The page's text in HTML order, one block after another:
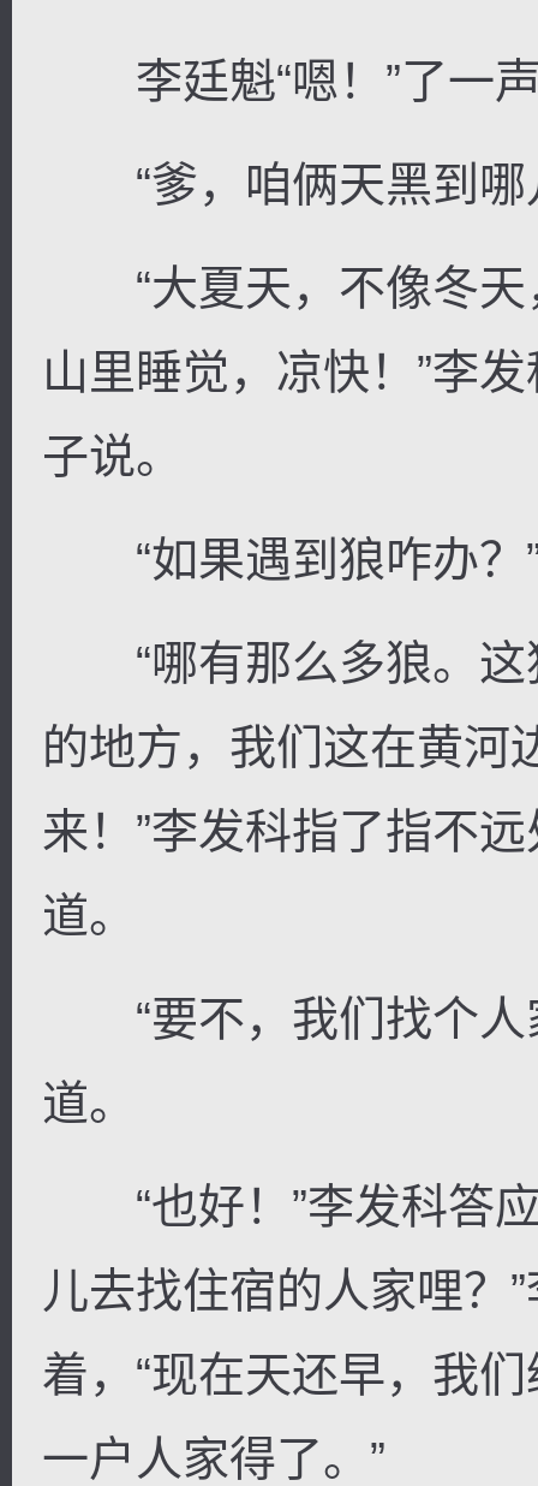
李廷魁“嗯！”了一
“爹，咱俩天黑到哪
“大夏天，不像冬天
山里睡觉，凉快！”李
子说。
“如果遇到狼咋办？”
“哪有那么多狼。这
的地方，我们这在黄河
来！”李发科指了指不
道。
“要不，我们找个人
道。
“也好！”李发科答应
儿去找住宿的人家哩？
着，“现在天还早，我
一户人家得了。”